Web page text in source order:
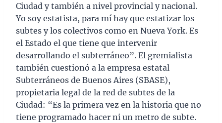
Ciudad y también a nivel provincial y nacional.
Yo soy estatista, para mí hay que estatizar los
subtes y los colectivos como en Nueva York. Es
el Estado el que tiene que intervenir
desarrollando el subterráneo”. El gremialista
también cuestionó a la empresa estatal
Subterráneos de Buenos Aires (SBASE),
propietaria legal de la red de subtes de la
Ciudad: “Es la primera vez en la historia que no
tiene programado hacer ni un metro de subte.